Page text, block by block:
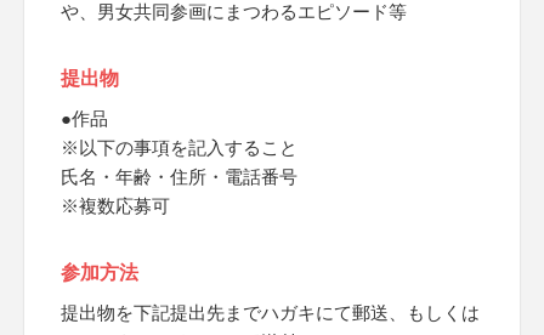
や、男女共同参画にまつわるエピソード等
提出物
●作品
※以下の事項を記入すること
氏名・年齢・住所・電話番号
※複数応募可
参加方法
提出物を下記提出先までハガキにて郵送、もしくは